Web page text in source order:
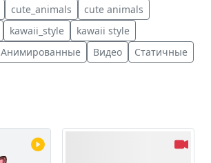
cute_animals
cute animals
kawaii_style
kawaii style
Анимированные Видео
Статичные